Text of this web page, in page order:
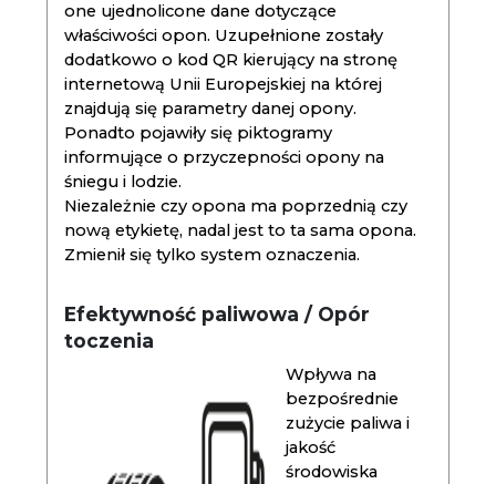
one ujednolicone dane dotyczące
właściwości opon. Uzupełnione zostały
dodatkowo o kod QR kierujący na stronę
internetową Unii Europejskiej na której
znajdują się parametry danej opony.
Ponadto pojawiły się piktogramy
informujące o przyczepności opony na
śniegu i lodzie.
Niezależnie czy opona ma poprzednią czy
nową etykietę, nadal jest to ta sama opona.
Zmienił się tylko system oznaczenia.
Efektywność paliwowa / Opór
toczenia
Wpływa na
bezpośrednie
zużycie paliwa i
jakość
środowiska